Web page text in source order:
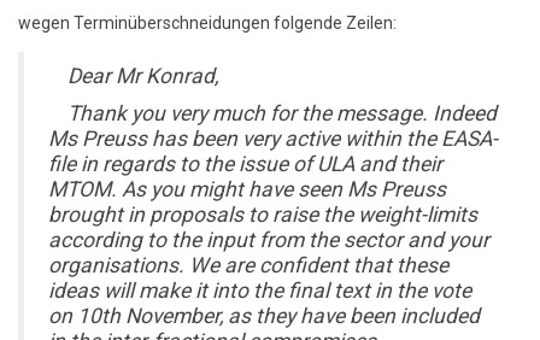
wegen Terminüberschneidungen folgende Zeilen:
Dear Mr Konrad,
Thank you very much for the message. Indeed
Ms Preuss has been very active within the EASA-
file in regards to the issue of ULA and their
MTOM. As you might have seen Ms Preuss
brought in proposals to raise the weight-limits
according to the input from the sector and your
organisations. We are confident that these
ideas will make it into the final text in the vote
on 10th November, as they have been included